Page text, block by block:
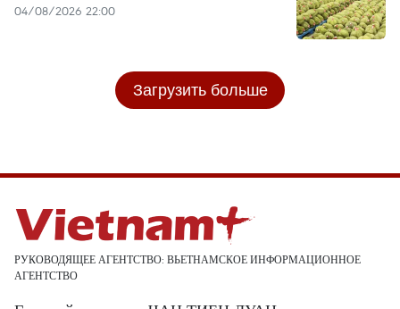
04/08/2026 22:00
Загрузить больше
РУКОВОДЯЩЕЕ АГЕНТСТВО: ВЬЕТНАМСКОЕ ИНФОРМАЦИОННОЕ
АГЕНТСТВО